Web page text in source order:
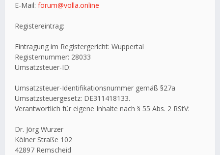
E-Mail: forum@volla.online
Registereintrag:
Eintragung im Registergericht: Wuppertal
Registernummer: 28033
Umsatzsteuer-ID:
Umsatzsteuer-Identifikationsnummer gemäß §27a
Umsatzsteuergesetz: DE311418133.
Verantwortlich für eigene Inhalte nach § 55 Abs. 2 RStV:
Dr. Jörg Wurzer
Kölner Straße 102
42897 Remscheid